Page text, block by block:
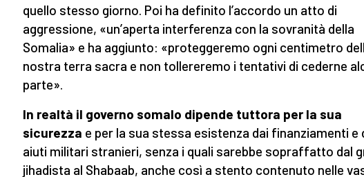
quello stesso giorno. Poi ha definito l’accordo un atto di
aggressione, «un’aperta interferenza con la sovranità della
Somalia» e ha aggiunto: «proteggeremo ogni centimetro
nostra terra sacra e non tollereremo i tentativi di cederne
parte».
In realtà il governo somalo dipende tuttora per la sua
sicurezza e per la sua stessa esistenza dai finanziamenti e
aiuti militari stranieri, senza i quali sarebbe sopraffatto dal
jihadista al Shabaab, anche così a stento contenuto nelle